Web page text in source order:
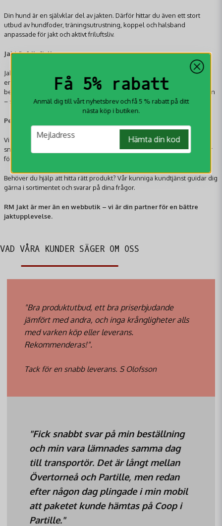
Din hund är en självklar del av jakten. Därför hittar du även ett stort
utbud av hundfoder, träningsutrustning, koppel och halsband
anpassade för jakt och aktivt friluftsliv.
Jakt är friluftsliv
Jakt handlar inte bara om själva jakten – det är ett liv i naturen. Därför
erbjuder vi även utrustning som gör din tid ute både enklare och mer
bekväm. Hos oss hittar du produkter för matlagning, värme och funktion
– så att du kan fokusera på upplevelsen.
Personlig service & trygg e-handel
Vi vill göra det enkelt att handla jakt- och hundprodukter online. Med
snabba leveranser, säkra betalningar och hög tillgänglighet finns vi här
för dig – både före och efter ditt köp.
Behöver du hjälp att hitta rätt produkt? Vår kunniga kundtjänst guidar dig
gärna i sortimentet och svarar på dina frågor.
RM Jakt är mer än en webbutik – vi är din partner för en bättre
jaktupplevelse.
VAD VÅRA KUNDER SÄGER OM OSS
"Bra produktutbud, ett bra priserbjudande
jämfört med andra, och inga krångligheter alls
med varken köp eller leverans.
Rekommenderas!".
Tack för en snabb leverans. S Olofsson
"Fick snabbt svar på min beställning
och min vara lämnades samma dag
till transportör. Det är långt mellan
Övertorneå och Partille, men redan
efter någon dag plingade i min mobil
att paketet kunde hämtas på Coop i
Partille."
Få 5% rabatt
Anmäl dig till vårt nyhetsbrev och få 5 % rabatt på ditt
nästa köp i butiken.
email
Mejladress Hämta din kod